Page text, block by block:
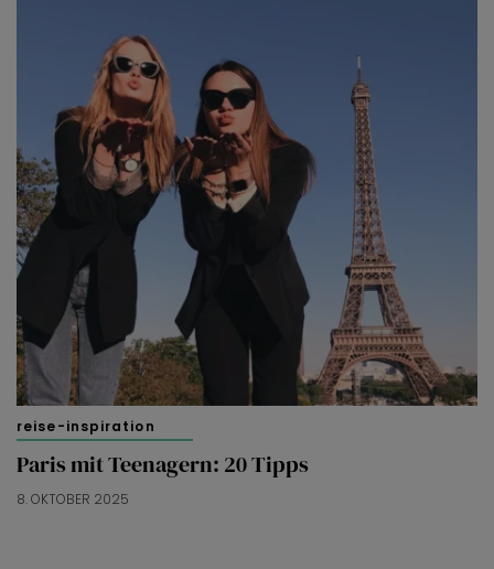
reise-inspiration
Paris mit Teenagern: 20 Tipps
8. OKTOBER 2025